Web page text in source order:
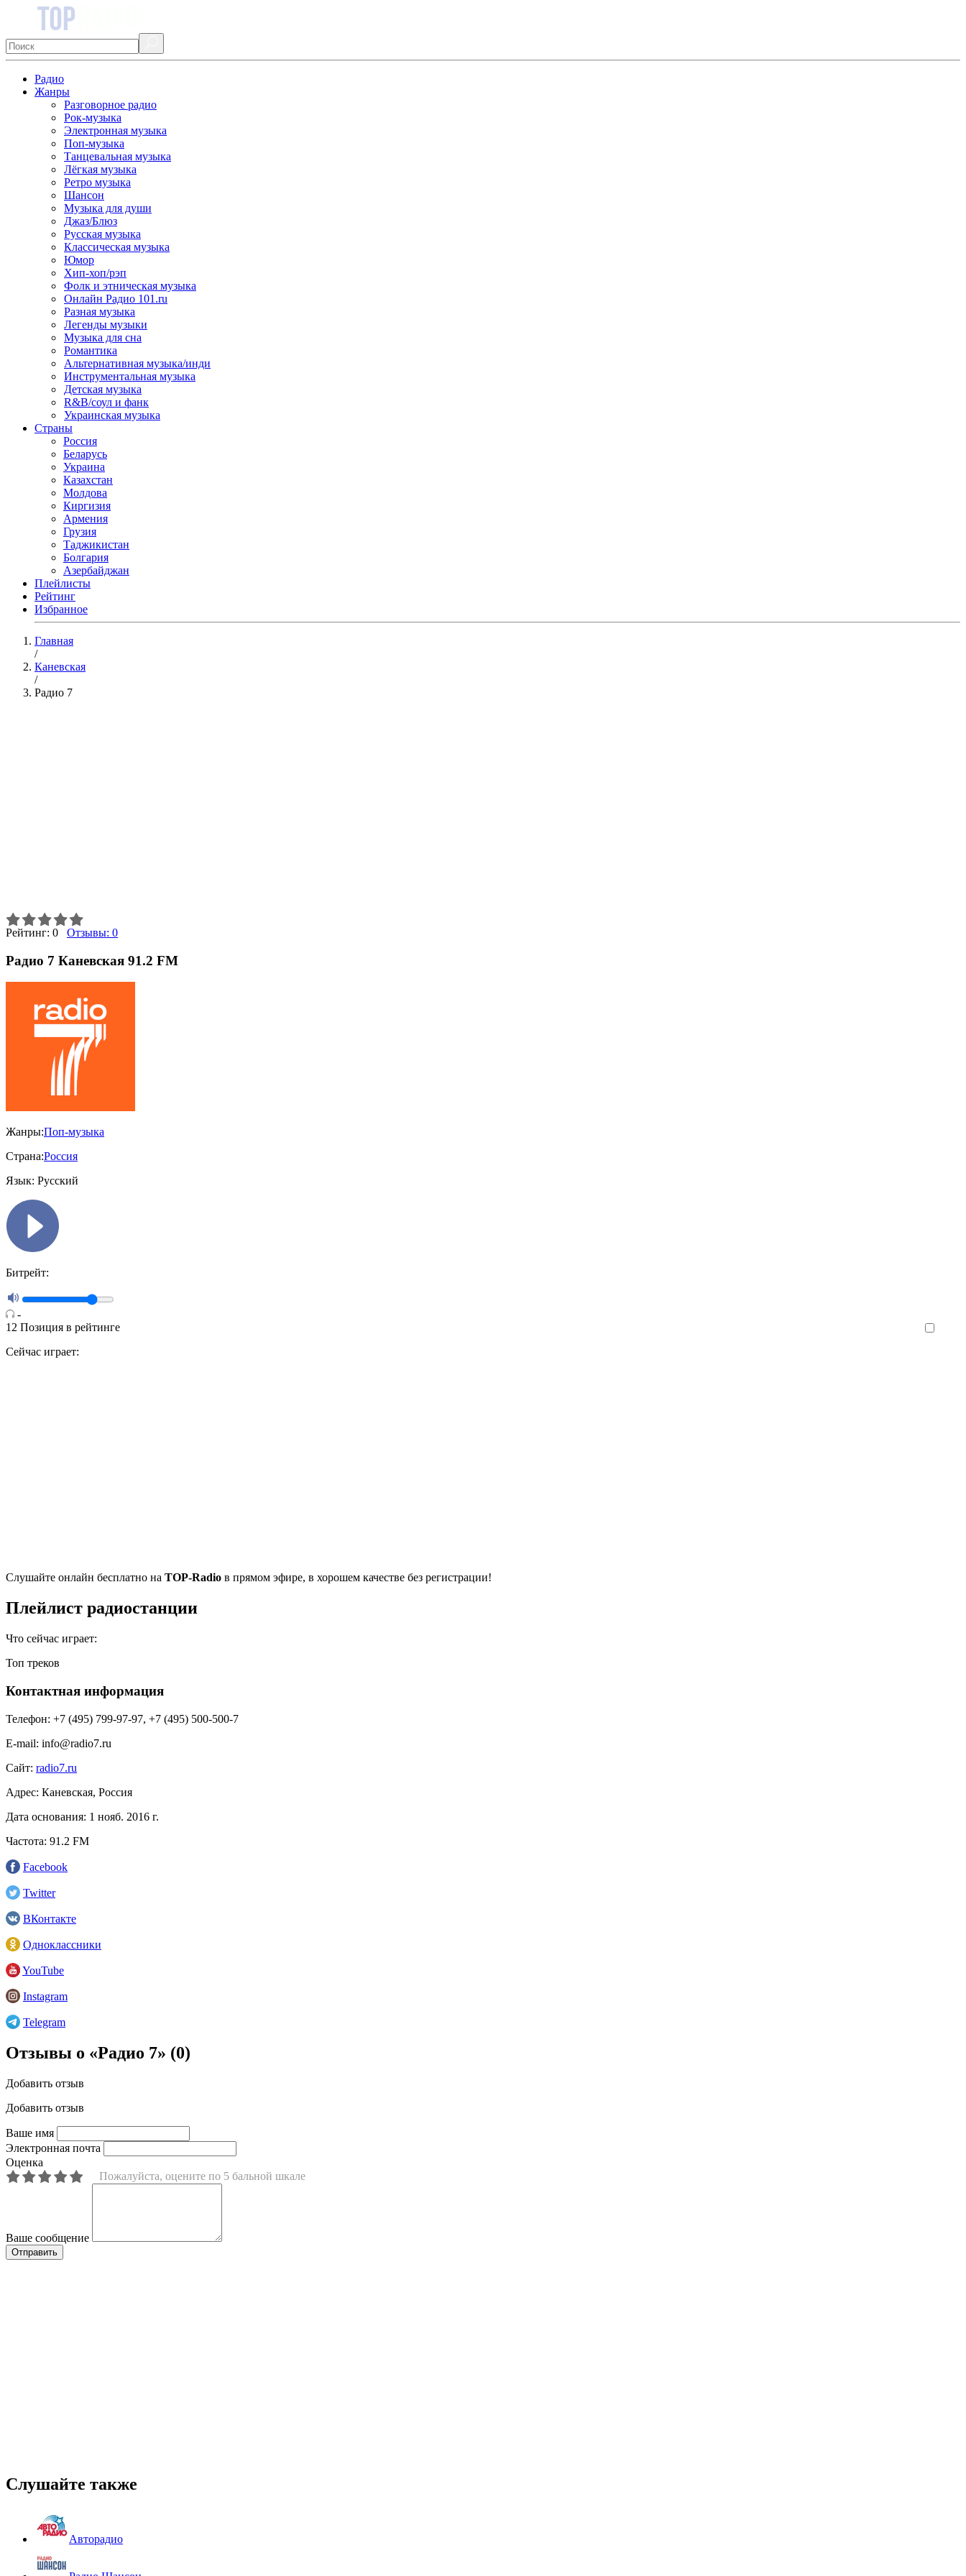
Радио
Жанры
Разговорное радио
Рок-музыка
Электронная музыка
Поп-музыка
Танцевальная музыка
Лёгкая музыка
Ретро музыка
Шансон
Музыка для души
Джаз/Блюз
Русская музыка
Классическая музыка
Юмор
Хип-хоп/рэп
Фолк и этническая музыка
Онлайн Радио 101.ru
Разная музыка
Легенды музыки
Музыка для сна
Романтика
Альтернативная музыка/инди
Инструментальная музыка
Детская музыка
R&B/cоул и фанк
Украинская музыка
Страны
Россия
Беларусь
Украина
Казахстан
Молдова
Киргизия
Армения
Грузия
Таджикистан
Болгария
Азербайджан
Плейлисты
Рейтинг
Избранное
Главная
/
Каневская
/
Радио 7
Рейтинг: 0 Отзывы: 0
Радио 7 Каневская 91.2 FM
Жанры:Поп-музыка
Страна:Россия
Язык: Русский
Битрейт:
-
12 Позиция в рейтинге
Сейчас играет:
Cлушайте онлайн бесплатно на TOP-Radio в прямом эфире, в хорошем качестве без регистрации!
Плейлист радиостанции
Что сейчас играет:
Топ треков
Контактная информация
Телефон: +7 (495) 799-97-97, +7 (495) 500-500-7
E-mail: info@radio7.ru
Сайт: radio7.ru
Адрес: Каневская, Россия
Дата основания: 1 нояб. 2016 г.
Частота: 91.2 FM
Facebook
Twitter
ВКонтакте
Одноклассники
YouTube
Instagram
Telegram
Отзывы о «Радио 7» (0)
Добавить отзыв
Добавить отзыв
Ваше имя
Электронная почта
Оценка
Пожалуйста, оцените по 5 бальной шкале
Ваше сообщение
Слушайте также
Авторадио